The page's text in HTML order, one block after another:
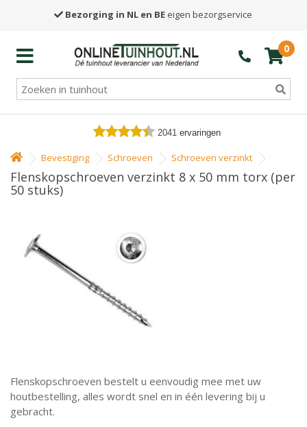
Bezorging in NL en BE eigen bezorgservice
0
2041 ervaringen
Bevestiging Schroeven Schroeven verzinkt
Flenskopschroeven verzinkt 8 x 50 mm torx (per
50 stuks)
Flenskopschroeven bestelt u eenvoudig mee met uw
houtbestelling, alles wordt snel en in één levering bij u
gebracht.